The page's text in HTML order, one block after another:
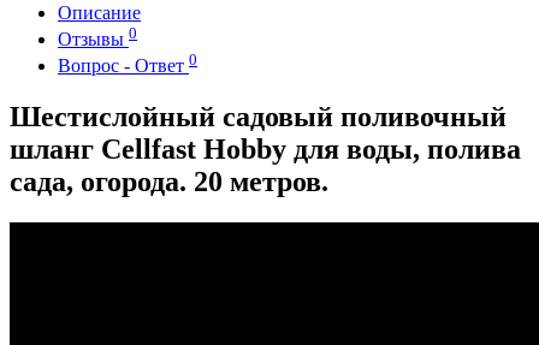
Описание
Отзывы 0
Вопрос - Ответ 0
Шестислойный садовый поливочный
шланг Cellfast Hobby для воды, полива
сада, огорода. 20 метров.